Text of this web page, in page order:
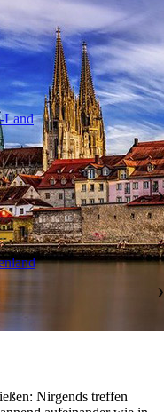
Nirgends treffen
Land
❯
❯